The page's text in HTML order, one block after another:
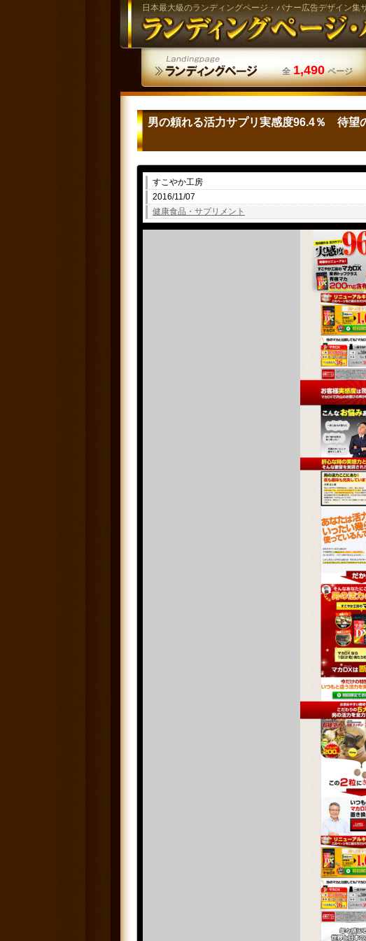
日本最大級のランディングページ・バナー広告デザイン集
全 1,490 ページ
男の頼れる活力サプリ実感度96.4％ 待望
すこやか工房
2016/11/07
健康食品・サプリメント